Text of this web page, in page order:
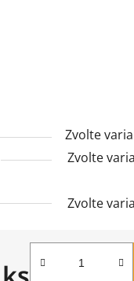
Zvolte
Zvolte
Zvolte